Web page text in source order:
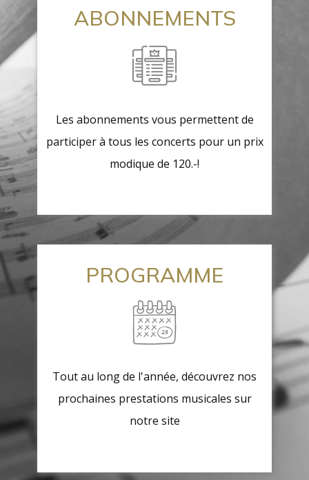
ABONNEMENTS
Les abonnements vous permettent de
participer à tous les concerts pour un prix
modique de 120.-!
PROGRAMME
Tout au long de l'année, découvrez nos
prochaines prestations musicales sur
notre site